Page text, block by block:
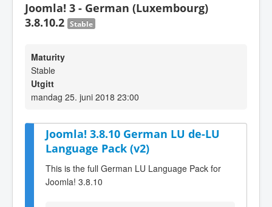
Joomla! 3 - German (Luxembourg)
3.8.10.2 Stable
Maturity
Stable
Utgitt
mandag 25. juni 2018 23:00
Joomla! 3.8.10 German LU de-LU
Language Pack (v2)
This is the full German LU Language Pack for
Joomla! 3.8.10